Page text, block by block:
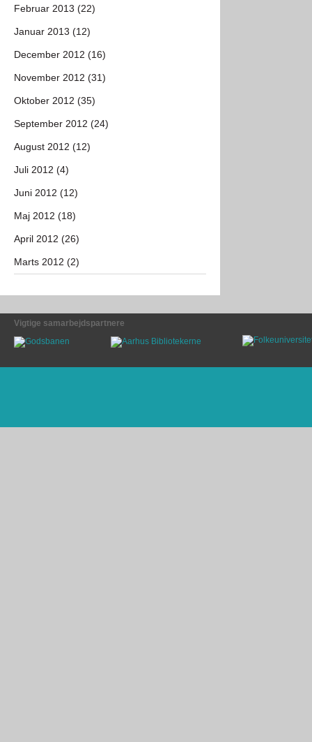
Februar 2013 (22)
Januar 2013 (12)
December 2012 (16)
November 2012 (31)
Oktober 2012 (35)
September 2012 (24)
August 2012 (12)
Juli 2012 (4)
Juni 2012 (12)
Maj 2012 (18)
April 2012 (26)
Marts 2012 (2)
Vigtige samarbejdspartnere